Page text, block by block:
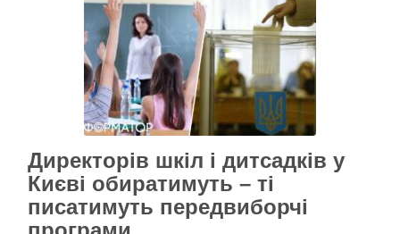
існували ділянки та проїзди, які офіційно не
належали нікому – їх ніхто не …
Читати далі
Активісти району
Директорів шкіл і дитсадків у
Києві обиратимуть – ті
писатимуть передвиборчі